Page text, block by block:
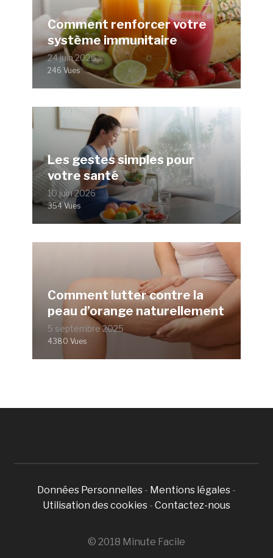
Comment renforcer votre
système immunitaire
24 juin 2026
246 Vues
Les gestes simples pour
votre santé
10 juin 2026
354 Vues
Comment lutter contre la
peau d’orange naturellement
5 septembre 2025
4380 Vues
Données Personnelles - Mentions légales -
Utilisation des cookies - Contactez-nous
© 2018 Minute Facile